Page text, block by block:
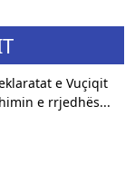
e Vuçiqit
e rrjedhës...